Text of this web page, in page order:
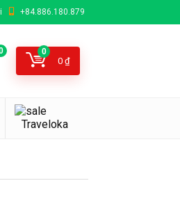
+84.886.180.879
0
0 ₫
Traveloka